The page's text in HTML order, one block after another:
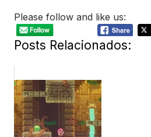
Please follow and like us:
Posts Relacionados: